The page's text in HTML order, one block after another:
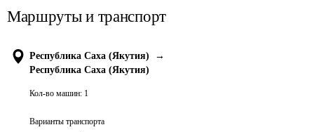
Маршруты и транспорт
Республика Саха (Якутия)
→
Республика Саха (Якутия)
Кол-во машин: 1
Варианты транспорта